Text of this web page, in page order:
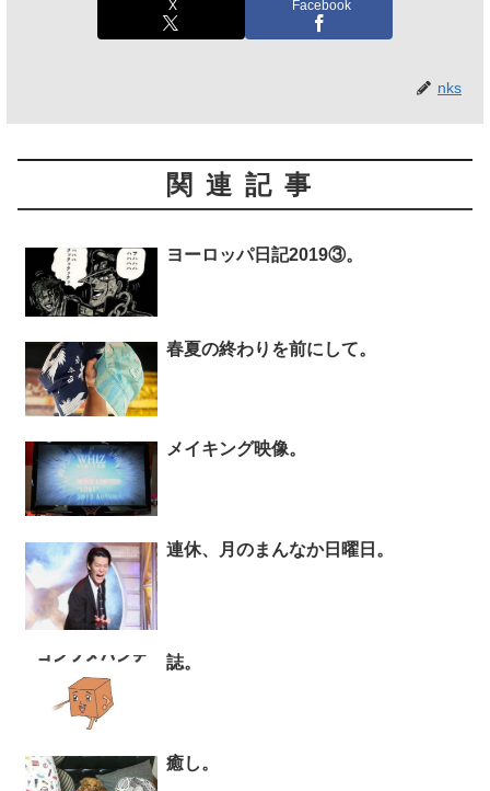
X Facebook
nks
関連記事
ヨーロッパ日記2019③。
春夏の終わりを前にして。
メイキング映像。
連休、月のまんなか日曜日。
誌。
癒し。